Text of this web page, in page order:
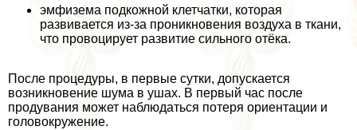
эмфизема подкожной клетчатки, которая
развивается из-за проникновения воздуха в ткани,
что провоцирует развитие сильного отёка.
После процедуры, в первые сутки, допускается
возникновение шума в ушах. В первый час после
продувания может наблюдаться потеря ориентации и
головокружение.